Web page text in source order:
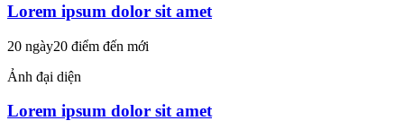
Lorem ipsum dolor sit amet
20 ngày20 điểm đến mới
Ảnh đại diện
Lorem ipsum dolor sit amet